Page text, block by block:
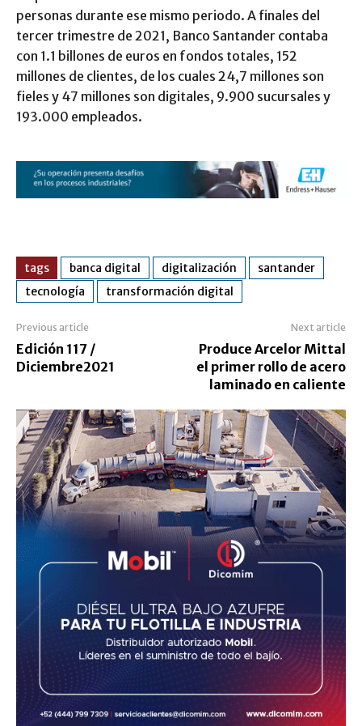
personas durante ese mismo periodo. A finales del
tercer trimestre de 2021, Banco Santander contaba
con 1.1 billones de euros en fondos totales, 152
millones de clientes, de los cuales 24,7 millones son
fieles y 47 millones son digitales, 9.900 sucursales y
193.000 empleados.
tags banca digital digitalización
santander
tecnología
transformación digital
Previous article
Edición 117 /
Diciembre2021
Next article
Produce Arcelor Mittal
el primer rollo de acero
laminado en caliente